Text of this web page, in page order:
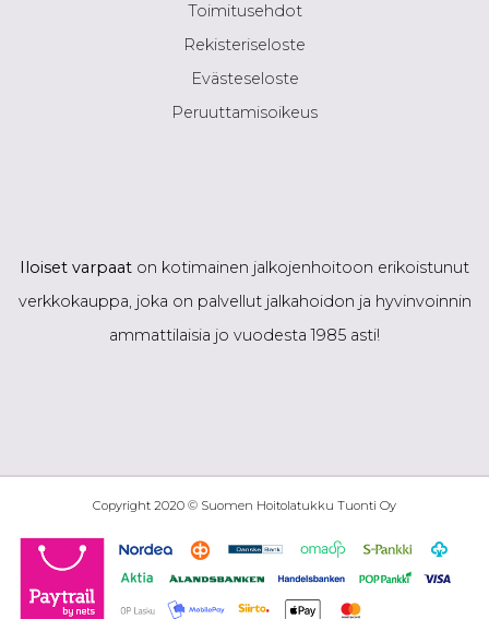
Toimitusehdot
Rekisteriseloste
Evästeseloste
Peruuttamisoikeus
Iloiset varpaat on kotimainen jalkojenhoitoon erikoistunut
verkkokauppa, joka on palvellut jalkahoidon ja hyvinvoinnin
ammattilaisia jo vuodesta 1985 asti!
Copyright 2020 © Suomen Hoitolatukku Tuonti Oy